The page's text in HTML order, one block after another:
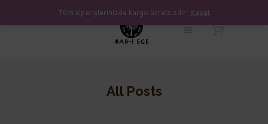
All Posts
Tüm siparişlerinizde kargo ücretsizdir. Kapat